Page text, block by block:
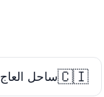
🇨🇮ساحل العاج